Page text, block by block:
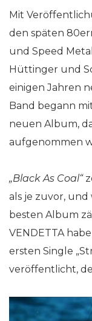
Mit
den späten
und Speed
Hüttinger und
einigen Jahren
Band begann
neuen Album,
aufgenommen
„Black As Coal“
als je zuvor,
besten Album
VENDETTA
ersten Single
veröffentlicht,